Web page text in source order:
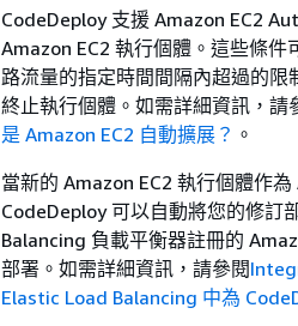
CodeDeploy 支援 Amazon EC2
Amazon EC2 執行個體。這些條件
路流量的指定時間間隔內超過的
終止執行個體。如需詳細資訊，請
是 Amazon EC2 自動擴展？ 。
當新的 Amazon EC2 執行個體作
CodeDeploy 可以自動將您的修訂
Balancing 負載平衡器註冊的
部署。如需詳細資訊，請參閱
Elastic Load Balancing 中為